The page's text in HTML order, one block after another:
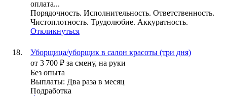
оплата...
Порядочность. Исполнительность. Ответственность.
Чистоплотность. Трудолюбие. Аккуратность.
Откликнуться
Уборщица/уборщик в салон красоты (три дня)
от 3 700 ₽ за смену, на руки
Без опыта
Выплаты: Два раза в месяц
Подработка